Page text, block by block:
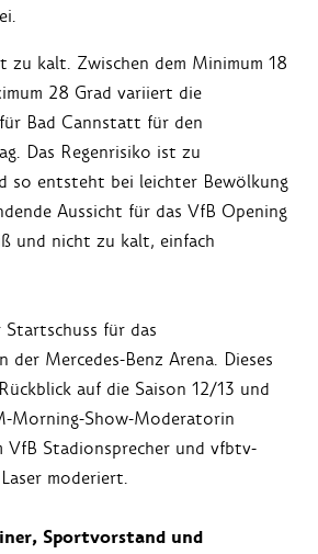
zu kalt. Zwischen dem Minimum 18
28 Grad variiert die
Bad Cannstatt für den
Das Regenrisiko ist zu
so entsteht bei leichter Bewölkung
Aussicht für das VfB Opening
und nicht zu kalt, einfach
für das
der Mercedes-Benz Arena. Dieses
auf die Saison 12/13 und
Morning-Show-Moderatorin
VfB Stadionsprecher und vfbtv-
moderiert.
Sportvorstand und